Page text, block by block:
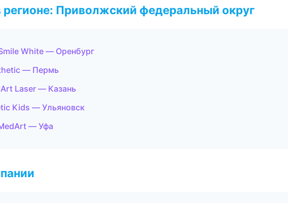
регионе: Приволжский федеральный округ
White — Оренбург
— Пермь
Laser — Казань
Kids — Ульяновск
— Уфа